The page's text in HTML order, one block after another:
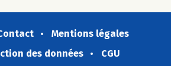
Mentions légales
des données
CGU